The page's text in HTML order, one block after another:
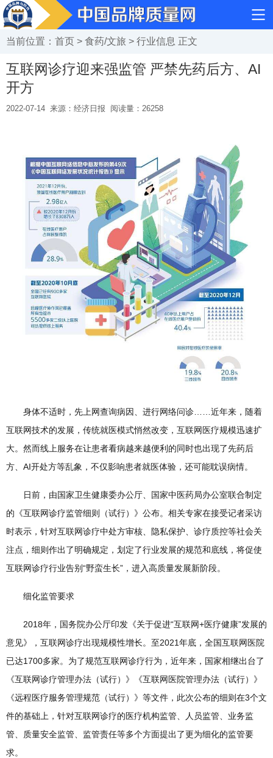
当前位置： 首页 > 食药/文旅 > 行业信息 正文
互联网诊疗迎来强监管 严禁先药后方、AI
开方
2022-07-14 来源：经济日报 阅读量： 26258
身体不适时，先上网查询病因、进行网络问诊……近年来，随着
互联网技术的发展，传统就医模式悄然改变，互联网医疗规模迅速扩
大。然而线上服务在让患者看病越来越便利的同时也出现了先药后
方、AI开处方等乱象，不仅影响患者就医体验，还可能耽误病情。
日前，由国家卫生健康委办公厅、国家中医药局办公室联合制定
的《互联网诊疗监管细则（试行）》公布。相关专家在接受记者采访
时表示，针对互联网诊疗中处方审核、隐私保护、诊疗质控等社会关
注点，细则作出了明确规定，划定了行业发展的规范和底线，将促使
互联网诊疗行业告别“野蛮生长”，进入高质量发展新阶段。
细化监管要求
2018年，国务院办公厅印发《关于促进“互联网+医疗健康”发展的
意见》，互联网诊疗出现规模性增长。至2021年底，全国互联网医院
已达1700多家。为了规范互联网诊疗行为，近年来，国家相继出台了
《互联网诊疗管理办法（试行）》《互联网医院管理办法（试行）》
《远程医疗服务管理规范（试行）》等文件，此次公布的细则在3个文
件的基础上，针对互联网诊疗的医疗机构监管、人员监管、业务监
管、质量安全监管、监管责任等多个方面提出了更为细化的监管要
求。